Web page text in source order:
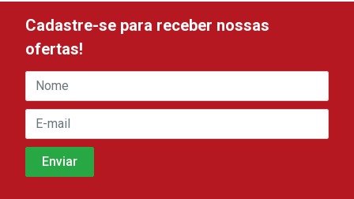
Cadastre-se para receber nossas
ofertas!